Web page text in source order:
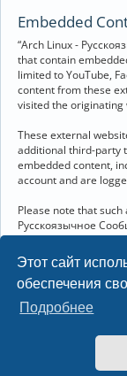
Этот сайт
обеспечения
Подробнее
Embedded
“Arch Linux -
that contain
limited to YouTube,
content from these
visited the originating
These external
additional third-party
embedded content,
account and are
Please note that
Русскоязычное
and terms of service
you to review the
you interact with
Linux 6.18.40-1-
Название и логотип
Linux ® —